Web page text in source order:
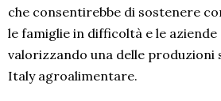
che consentirebbe di sostenere
le famiglie in difficoltà e le
valorizzando una delle produzioni
Italy agroalimentare.